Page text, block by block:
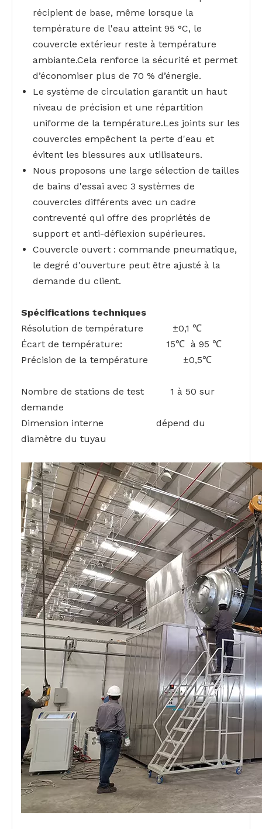
récipient de base, même lorsque la
température de l'eau atteint 95 °C, le
couvercle extérieur reste à température
ambiante.Cela renforce la sécurité et permet
d’économiser plus de 70 % d’énergie.
Le système de circulation garantit un haut
niveau de précision et une répartition
uniforme de la température.Les joints sur les
couvercles empêchent la perte d'eau et
évitent les blessures aux utilisateurs.
Nous proposons une large sélection de tailles
de bains d'essai avec 3 systèmes de
couvercles différents avec un cadre
contreventé qui offre des propriétés de
support et anti-déflexion supérieures.
Couvercle ouvert : commande pneumatique,
le degré d'ouverture peut être ajusté à la
demande du client.
Spécifications techniques
Résolution de température ±0,1 ℃
Écart de température: 15℃ à 95 ℃
Précision de la température ±0,5℃
Nombre de stations de test 1 à 50 sur
demande
Dimension interne dépend du
diamètre du tuyau